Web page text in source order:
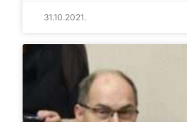
31.10.2021.